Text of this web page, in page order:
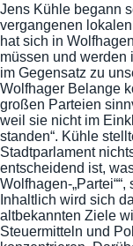
Jens Kühle begann
vergangenen
hat sich in
müssen und werden
im Gegensatz zu
Wolfhager Belange
großen Parteien
weil sie nicht im
standen“. Kühle
Stadtparlament
entscheidend ist,
Wolfhagen-„Partei““,
Inhaltlich wird sich
altbekannten Ziele
Steuermitteln und